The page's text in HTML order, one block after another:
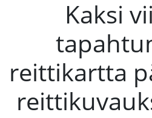
Kaksi
reittikartta